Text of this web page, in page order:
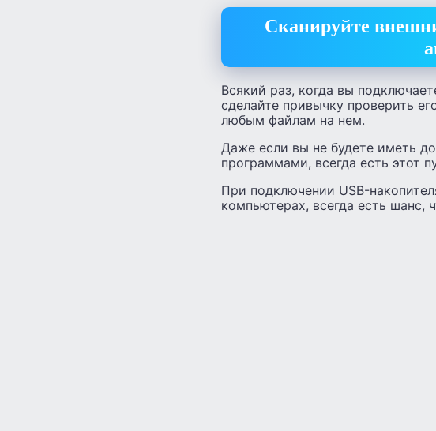
Сканируйте
Всякий раз, когда вы
сделайте привычку проверить
любым файлам на нем.
Даже если вы не будете иметь
программами, всегда есть этот
При подключении USB-
компьютерах, всегда есть шанс,